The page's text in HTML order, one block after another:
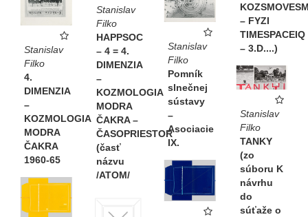
– FYZI
TIMESPACEIQ
– 3.D....)
Stanislav
Filko
HAPPSOC
– 4 = 4.
DIMENZIA
–
KOZMOLOGIA
MODRA
ČAKRA –
ČASOPRIESTOR
(časť
názvu
/ATOM/
Stanislav
Filko
4.
DIMENZIA
–
KOZMOLOGIA
MODRA
ČAKRA
1960-65
Stanislav
Filko
Pomník
slnečnej
sústavy
–
Asociacie
IX.
Stanislav
Filko
TANKY
(zo
súboru K
návrhu
do
súťaže o